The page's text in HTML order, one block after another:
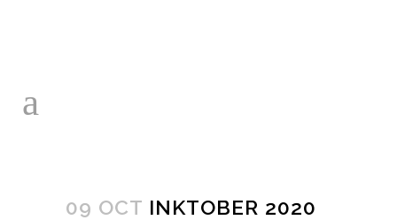
09 OCT INKTOBER 2020